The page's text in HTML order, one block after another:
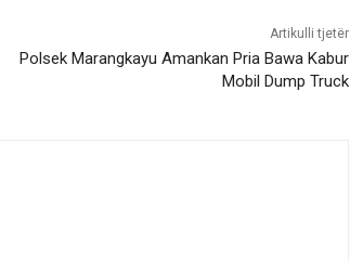
Artikulli tjetër
Polsek Marangkayu Amankan Pria Bawa Kabur
Mobil Dump Truck